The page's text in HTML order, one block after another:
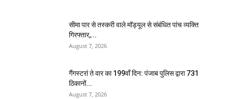
सीमा पार से तस्करी वाले मॉड्यूल से संबंधित पांच व्यक्ति
गिरफ्तार,...
August 7, 2026
गैंगस्टरां ते वार का 199वाँ दिन: पंजाब पुलिस द्वारा 731
ठिकानों...
August 7, 2026